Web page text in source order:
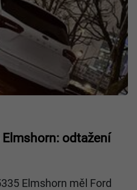
odtažení
Elmshorn měl Ford